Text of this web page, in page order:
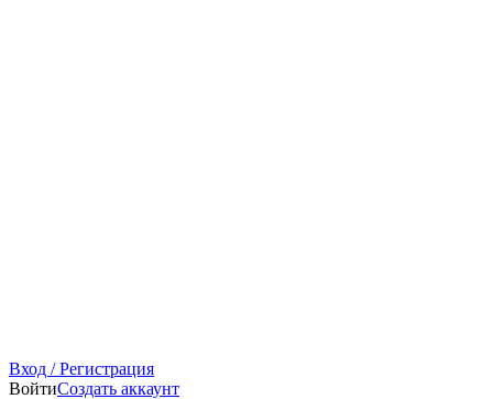
Вход / Регистрация
ВойтиСоздать аккаунт